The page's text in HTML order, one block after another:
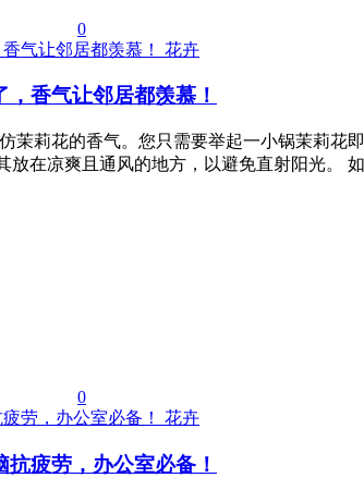
0
花卉
香气让邻居都羡慕！
茉莉花的香气。您只需要举起一小锅茉莉花
放在凉爽且通风的地方，以避免直射阳光。
0
花卉
疲劳，办公室必备！